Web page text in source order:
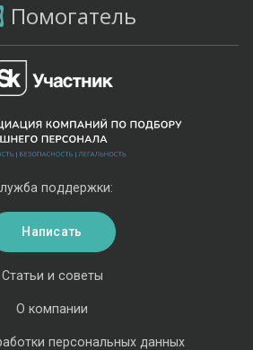
Помогатель
Статьи и советы
О компании
персональных данных
поддержки:
Написать